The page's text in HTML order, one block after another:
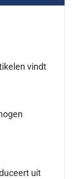
vindt
uit